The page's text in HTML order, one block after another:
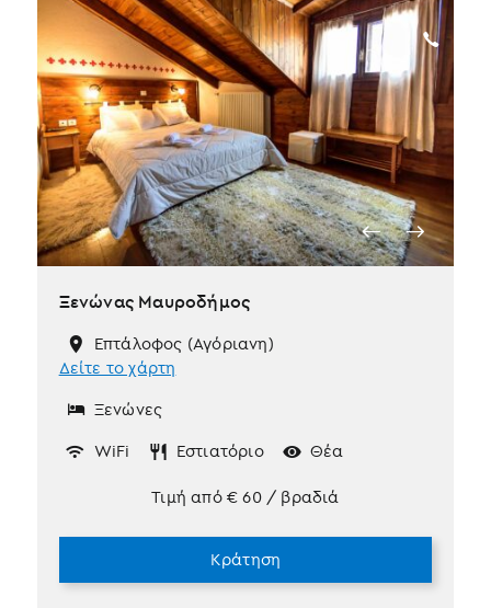
Ξενώνας Μαυροδήμος
Επτάλοφος (Αγόριανη)
Δείτε το χάρτη
Ξενώνες
WiFi
Εστιατόριο Θέα
Τιμή από € 60 / βραδιά
Κράτηση